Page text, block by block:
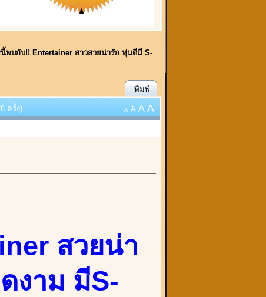
นี้พบกับ!! Entertainer สาวสวยน่ารัก หุ่นดีมี S-
พิมพ์
ครั้ง) A A A A
สวยน่า
งาม มีS-